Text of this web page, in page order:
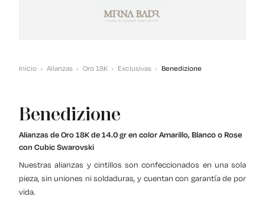
Inicio Alianzas Oro 18K Exclusivas Benedizione
Benedizione
Alianzas de Oro 18K de 14.0 gr en color Amarillo, Blanco o Rose
con Cubic Swarovski
Nuestras alianzas y cintillos son confeccionados en una sola
pieza, sin uniones ni soldaduras, y cuentan con garantía de por
vida.